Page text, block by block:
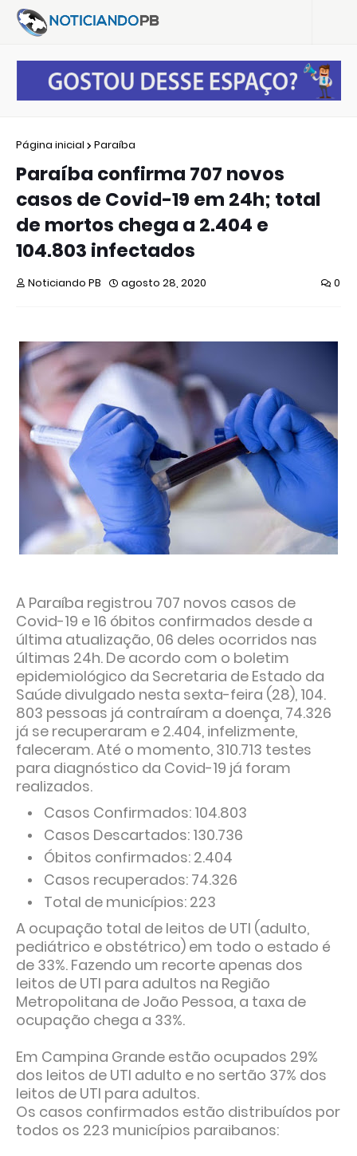
Página inicial Paraíba
Paraíba confirma 707 novos
casos de Covid-19 em 24h; total
de mortos chega a 2.404 e
104.803 infectados
Noticiando PB agosto 28, 2020 0
A Paraíba registrou 707 novos casos de
Covid-19 e 16 óbitos confirmados desde a
última atualização, 06 deles ocorridos nas
últimas 24h. De acordo com o boletim
epidemiológico da Secretaria de Estado da
Saúde divulgado nesta sexta-feira (28), 104.
803 pessoas já contraíram a doença, 74.326
já se recuperaram e 2.404, infelizmente,
faleceram. Até o momento, 310.713 testes
para diagnóstico da Covid-19 já foram
realizados.
Casos Confirmados: 104.803
Casos Descartados: 130.736
Óbitos confirmados: 2.404
Casos recuperados: 74.326
Total de municípios: 223
A ocupação total de leitos de UTI (adulto,
pediátrico e obstétrico) em todo o estado é
de 33%. Fazendo um recorte apenas dos
leitos de UTI para adultos na Região
Metropolitana de João Pessoa, a taxa de
ocupação chega a 33%.
Em Campina Grande estão ocupados 29%
dos leitos de UTI adulto e no sertão 37% dos
leitos de UTI para adultos.
Os casos confirmados estão distribuídos por
todos os 223 municípios paraibanos: